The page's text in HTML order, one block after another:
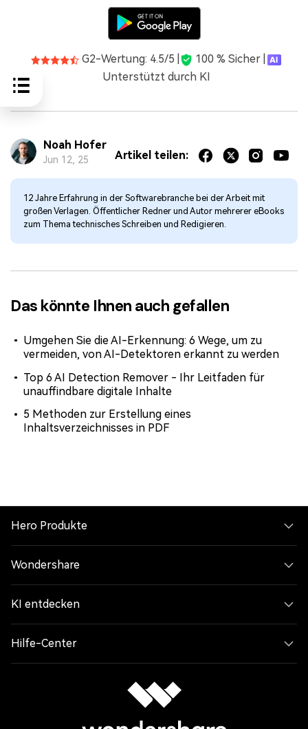
G2-Wertung: 4.5/5 |
100 % Sicher |
Unterstützt durch KI
Noah Hofer
Jun 12, 25 Artikel teilen:
12 Jahre Erfahrung in der Softwarebranche bei der Arbeit mit
großen Verlagen. Öffentlicher Redner und Autor mehrerer eBooks
zum Thema technisches Schreiben und Redigieren.
Das könnte Ihnen auch gefallen
Umgehen Sie die AI-Erkennung: 6 Wege, um zu
vermeiden, von AI-Detektoren erkannt zu werden
Top 6 AI Detection Remover - Ihr Leitfaden für
unauffindbare digitale Inhalte
5 Methoden zur Erstellung eines
Inhaltsverzeichnisses in PDF
Hero Produkte
Wondershare
KI entdecken
Hilfe-Center